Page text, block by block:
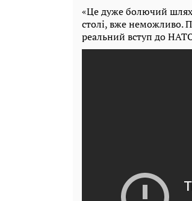
«Це дуже болючий шлях
столі, вже неможливо.
реальний вступ до